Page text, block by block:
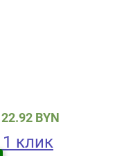
22.92 BYN
клик